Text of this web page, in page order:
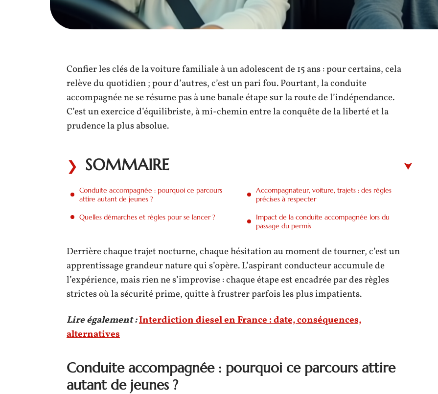
Confier les clés de la voiture familiale à un adolescent de 15 ans : pour certains, cela
relève du quotidien ; pour d’autres, c’est un pari fou. Pourtant, la conduite
accompagnée ne se résume pas à une banale étape sur la route de l’indépendance.
C’est un exercice d’équilibriste, à mi-chemin entre la conquête de la liberté et la
prudence la plus absolue.
SOMMAIRE
Conduite accompagnée : pourquoi ce parcours
attire autant de jeunes ?
Quelles démarches et règles pour se lancer ?
Accompagnateur, voiture, trajets : des règles
précises à respecter
Impact de la conduite accompagnée lors du
passage du permis
Derrière chaque trajet nocturne, chaque hésitation au moment de tourner, c’est un
apprentissage grandeur nature qui s’opère. L’aspirant conducteur accumule de
l’expérience, mais rien ne s’improvise : chaque étape est encadrée par des règles
strictes où la sécurité prime, quitte à frustrer parfois les plus impatients.
Lire également :Interdiction diesel en France : date, conséquences,
alternatives
Conduite accompagnée : pourquoi ce parcours attire
autant de jeunes ?